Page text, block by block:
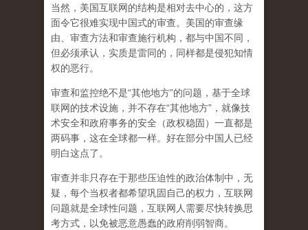
当然，美国互联网的结构是相对去中心的，这方
面令它很难实现中国式的审查。美国的审查缘
由、审查方法和审查施行机构，都与中国不同，
但必须承认， 实质是雷同的，同样都是侵犯知情
权的恶行。
审查和监控绝不是“其他地方”的问题，基于全球
联网的技术设施，并不存在“其他地方”，就像技
术安全和政府事务的安全（政权稳固）一直都是
两码事，这在全球都一样。好在部分中国人已经
明白这点了。
审查并非只存在于那些压迫性的政治体制中，无
疑，每个当权者都希望巩固自己的权力，互联网
问题就是全球性问题，互联网人需要尽快转换思
考方式，以免被恶意愚蠢的政府削弱智商。